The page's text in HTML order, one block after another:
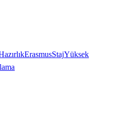
ErasmusStajYüksek